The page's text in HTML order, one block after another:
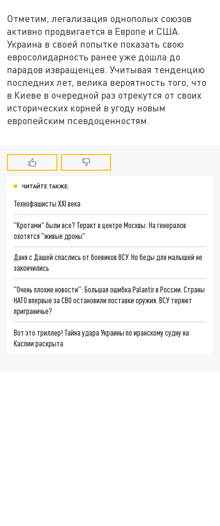
Отметим, легализация однополых союзов
активно продвигается в Европе и США.
Украина в своей попытке показать свою
евросолидарность ранее уже дошла до
парадов извращенцев. Учитывая тенденцию
последних лет, велика вероятность того, что
в Киеве в очередной раз отрекутся от своих
исторических корней в угоду новым
европейским псевдоценностям.
ЧИТАЙТЕ ТАКЖЕ:
Технофашисты XXI века
"Кротами" были все? Теракт в центре Москвы: На генералов
охотятся "живые дроны"
Даня с Дашей спаслись от боевиков ВСУ. Но беды для малышей не
закончились
"Очень плохие новости": Большая ошибка Palantir в России. Страны
НАТО впервые за СВО остановили поставки оружия. ВСУ теряют
приграничье?
Вот это триллер! Тайна удара Украины по иранскому судну на
Каспии раскрыта